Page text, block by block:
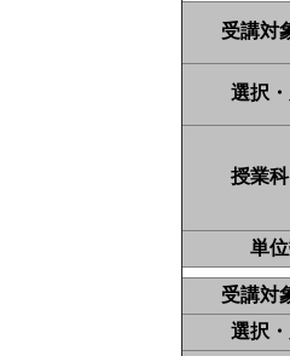
受講対
選択
授業
単
受講対
選択